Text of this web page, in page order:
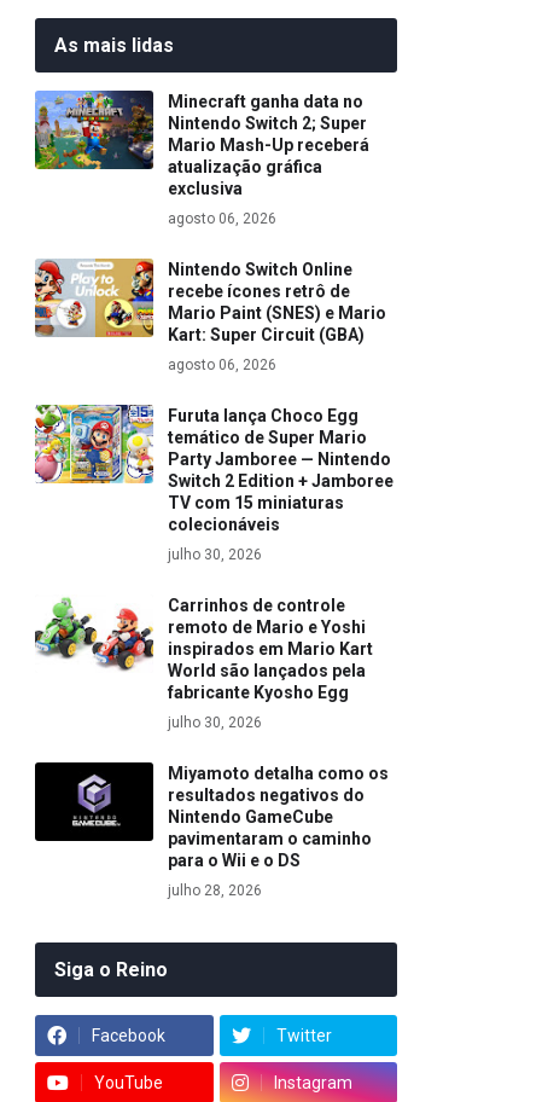
As mais lidas
Minecraft ganha data no
Nintendo Switch 2; Super
Mario Mash-Up receberá
atualização gráfica
exclusiva
agosto 06, 2026
Nintendo Switch Online
recebe ícones retrô de
Mario Paint (SNES) e Mario
Kart: Super Circuit (GBA)
agosto 06, 2026
Furuta lança Choco Egg
temático de Super Mario
Party Jamboree — Nintendo
Switch 2 Edition + Jamboree
TV com 15 miniaturas
colecionáveis
julho 30, 2026
Carrinhos de controle
remoto de Mario e Yoshi
inspirados em Mario Kart
World são lançados pela
fabricante Kyosho Egg
julho 30, 2026
Miyamoto detalha como os
resultados negativos do
Nintendo GameCube
pavimentaram o caminho
para o Wii e o DS
julho 28, 2026
Siga o Reino
Facebook Twitter
YouTube Instagram